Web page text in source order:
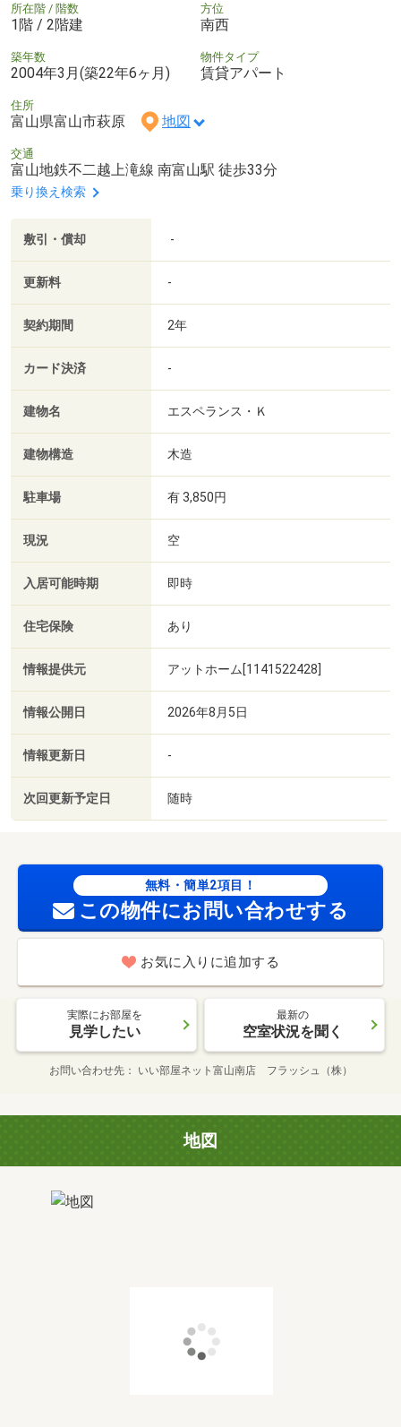
所在階 / 階数
1階 / 2階建
方位
南西
築年数
2004年3月(築22年6ヶ月)
物件タイプ
賃貸アパート
住所
富山県富山市萩原 地図
交通
富山地鉄不二越上滝線 南富山駅 徒歩33分
乗り換え検索
敷引・償却 -
更新料 -
契約期間 2年
カード決済 -
建物名 エスペランス・Ｋ
建物構造 木造
駐車場 有 3,850円
現況 空
入居可能時期 即時
住宅保険 あり
情報提供元 アットホーム[1141522428]
情報公開日 2026年8月5日
情報更新日 -
次回更新予定日 随時
無料・簡単2項目！
この物件にお問い合わせする
お気に入りに追加する
実際にお部屋を
見学したい
最新の
空室状況を聞く
お問い合わせ先 いい部屋ネット富山南店 フラッシュ（株）
地図